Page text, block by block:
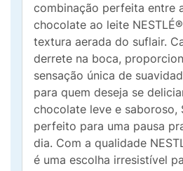
combinação perfeita entre
chocolate ao leite
textura aerada do suflair.
derrete na boca,
sensação única de
para quem deseja se
chocolate leve e saboroso,
perfeito para uma pausa
dia. Com a qualidade
é uma escolha irresistível